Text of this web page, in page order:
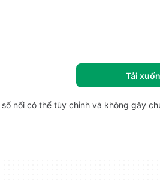
Tải
nổi có thể tùy chỉnh và không gây